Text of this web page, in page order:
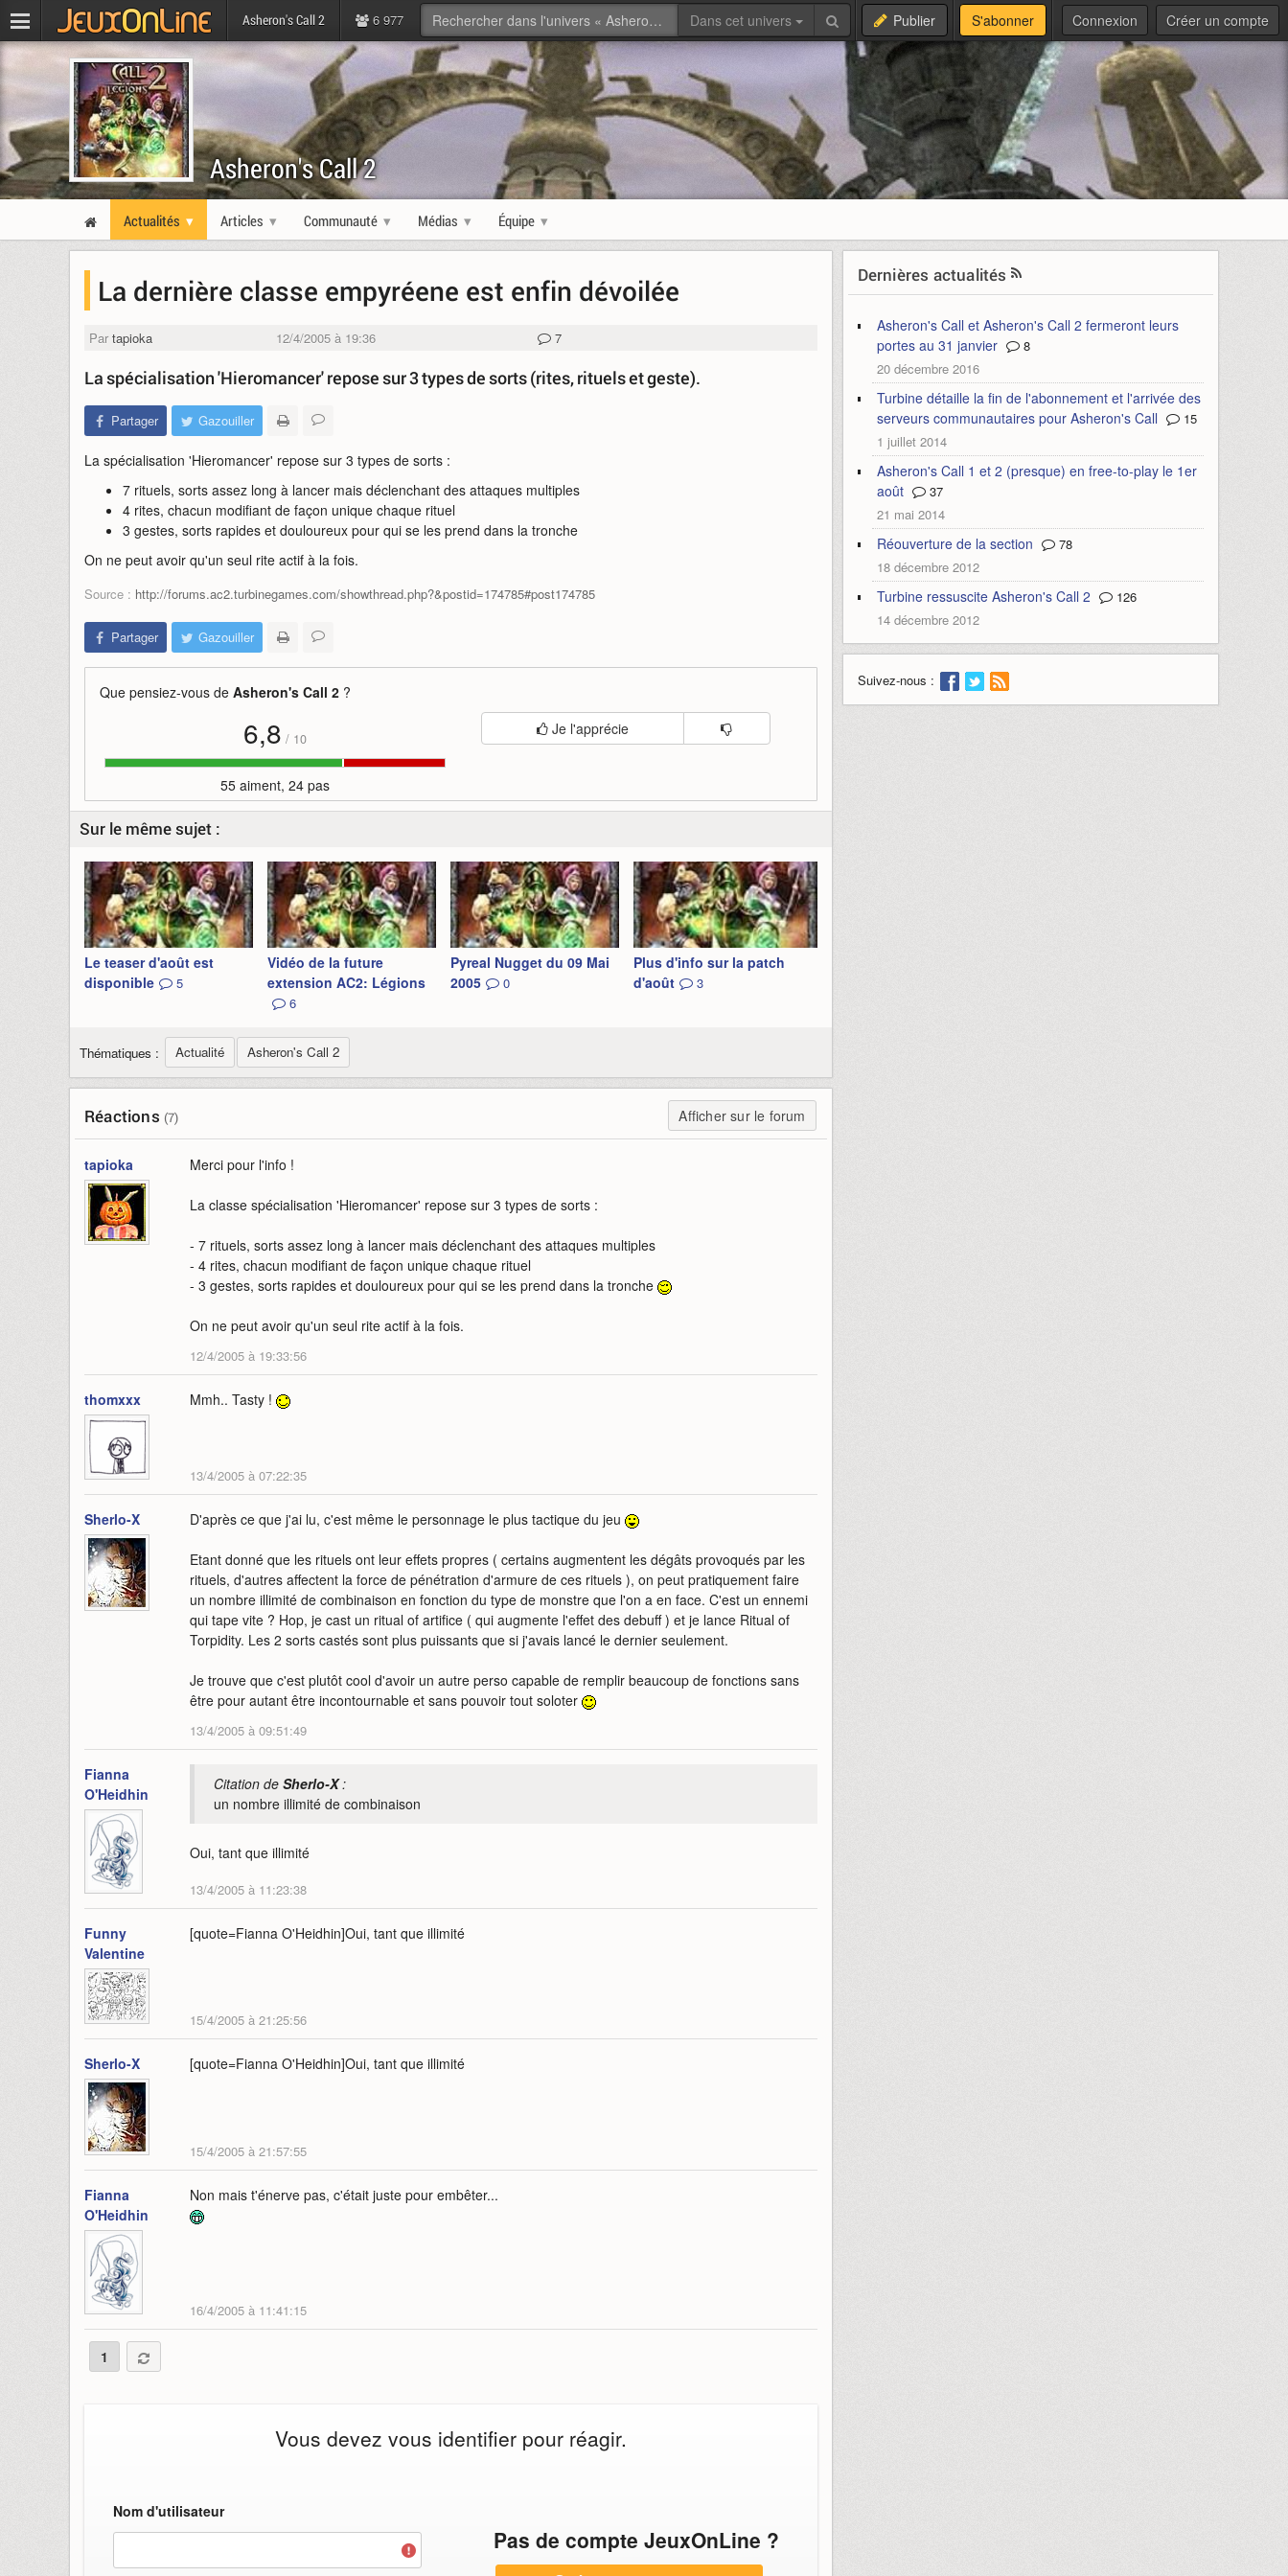
Asheron's Call 2 6 977 Dans cet univers Publier S'abonner Connexion Créer un compte
Asheron's Call 2
Actualités Articles Communauté Médias Équipe
La dernière classe empyréene est enfin dévoilée
Par tapioka 12/4/2005 à 19:36 7
La spécialisation 'Hieromancer' repose sur 3 types de sorts (rites, rituels et geste).
Partager Gazouiller
La spécialisation 'Hieromancer' repose sur 3 types de sorts :
7 rituels, sorts assez long à lancer mais déclenchant des attaques multiples
4 rites, chacun modifiant de façon unique chaque rituel
3 gestes, sorts rapides et douloureux pour qui se les prend dans la tronche
On ne peut avoir qu'un seul rite actif à la fois.
Source : http://forums.ac2.turbinegames.com/showthread.php?&postid=174785#post174785
Partager Gazouiller
Que pensiez-vous de Asheron's Call 2 ?
6,8 / 10
55 aiment, 24 pas
Je l'apprécie
Sur le même sujet :
Le teaser d'août est
disponible
5
Vidéo de la future
extension AC2: Légions
6
Pyreal Nugget du 09 Mai
2005
0
Plus d'info sur la patch
d'août
3
Thématiques : Actualité Asheron's Call 2
Réactions (7) Afficher sur le forum
tapioka Merci pour l'info !
La classe spécialisation 'Hieromancer' repose sur 3 types de sorts :
- 7 rituels, sorts assez long à lancer mais déclenchant des attaques multiples
- 4 rites, chacun modifiant de façon unique chaque rituel
- 3 gestes, sorts rapides et douloureux pour qui se les prend dans la tronche
On ne peut avoir qu'un seul rite actif à la fois.
12/4/2005 à 19:33:56
thomxxx Mmh.. Tasty !
13/4/2005 à 07:22:35
Sherlo-X D'après ce que j'ai lu, c'est même le personnage le plus tactique du jeu
Etant donné que les rituels ont leur effets propres ( certains augmentent les dégâts provoqués par les
rituels, d'autres affectent la force de pénétration d'armure de ces rituels ), on peut pratiquement faire
un nombre illimité de combinaison en fonction du type de monstre que l'on a en face. C'est un ennemi
qui tape vite ? Hop, je cast un ritual of artifice ( qui augmente l'effet des debuff ) et je lance Ritual of
Torpidity. Les 2 sorts castés sont plus puissants que si j'avais lancé le dernier seulement.
Je trouve que c'est plutôt cool d'avoir un autre perso capable de remplir beaucoup de fonctions sans
être pour autant être incontournable et sans pouvoir tout soloter
13/4/2005 à 09:51:49
Fianna
O'Heidhin
Citation de Sherlo-X:
un nombre illimité de combinaison
Oui, tant que illimité
13/4/2005 à 11:23:38
Funny
Valentine
[quote=Fianna O'Heidhin]Oui, tant que illimité
15/4/2005 à 21:25:56
Sherlo-X [quote=Fianna O'Heidhin]Oui, tant que illimité
15/4/2005 à 21:57:55
Fianna
O'Heidhin
Non mais t'énerve pas, c'était juste pour embêter...
16/4/2005 à 11:41:15
1
Vous devez vous identifier pour réagir.
Nom d'utilisateur
Pas de compte JeuxOnLine ?
Dernières actualités
Asheron's Call et Asheron's Call 2 fermeront leurs
portes au 31 janvier
8
20 décembre 2016
Turbine détaille la fin de l'abonnement et l'arrivée des
serveurs communautaires pour Asheron's Call
15
1 juillet 2014
Asheron's Call 1 et 2 (presque) en free-to-play le 1er
août
37
21 mai 2014
Réouverture de la section
78
18 décembre 2012
Turbine ressuscite Asheron's Call 2
126
14 décembre 2012
Suivez-nous :